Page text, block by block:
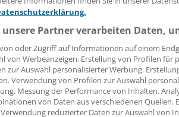
Partner verarbeiten Daten,
oder Zugriff auf Informationen auf einem
von Werbeanzeigen. Erstellung von Profilen für
zur Auswahl personalisierter Werbung.
Verwendung von Profilen zur Auswahl
Messung der Performance von Inhalten.
von Daten aus verschiedenen Quellen.
reduzierter Daten zur Auswahl von